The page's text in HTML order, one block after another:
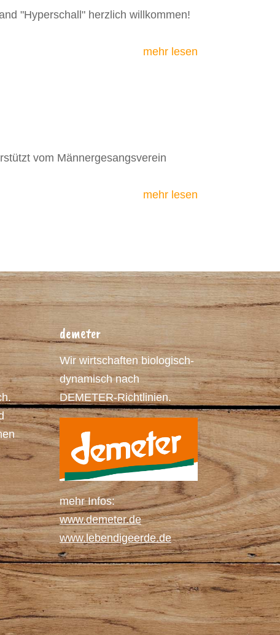
"Hyperschall" herzlich willkommen!
mehr lesen
vom Männergesangsverein
mehr lesen
demeter
Wir wirtschaften biologisch-
dynamisch nach
DEMETER-Richtlinien.
mehr Infos:
www.demeter.de
www.lebendigeerde.de